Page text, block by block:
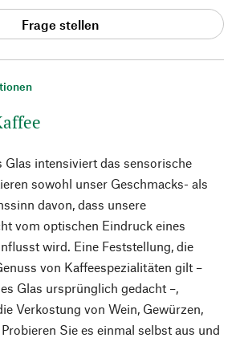
Glas intensiviert das sensorische
sowohl unser Geschmacks- als
davon, dass unsere
vom optischen Eindruck eines
wird. Eine Feststellung, die
von Kaffeespezialitäten gilt –
Glas ursprünglich gedacht –,
Verkostung von Wein, Gewürzen,
Sie es einmal selbst aus und
Frage stellen